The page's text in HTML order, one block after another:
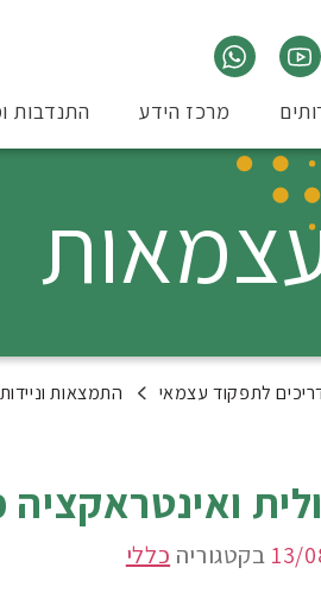
מרכז הידע התנדבות
לתפקוד עצמאי התמצאות וניידות
13/ בקטגוריה כללי